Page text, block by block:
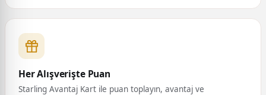
Her Alışverişte Puan
Starling Avantaj Kart ile puan toplayın, avantaj ve